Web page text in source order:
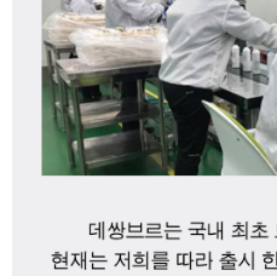
이코 라이프 하